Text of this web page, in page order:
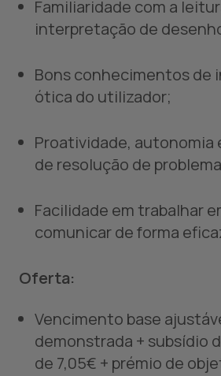
Familiaridade com a
interpretação de
Bons conhecimentos de
ótica do utilizador;
Proatividade, autonomia
de resolução de
Facilidade em trabalhar
comunicar de forma
Oferta:
Vencimento base
demonstrada + subsídio
de 7,05€ + prémio de